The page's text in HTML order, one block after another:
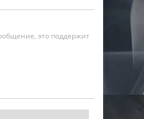
это поддержит